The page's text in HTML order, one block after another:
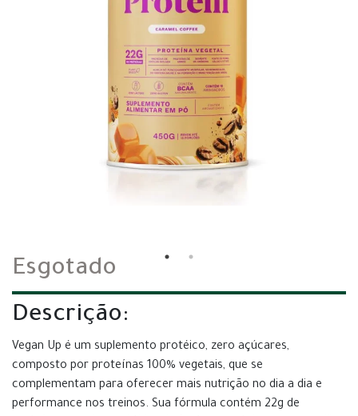
Esgotado
Descrição:
Vegan Up é um suplemento protéico, zero açúcares,
composto por proteínas 100% vegetais, que se
complementam para oferecer mais nutrição no dia a dia e
performance nos treinos. Sua fórmula contém 22g de